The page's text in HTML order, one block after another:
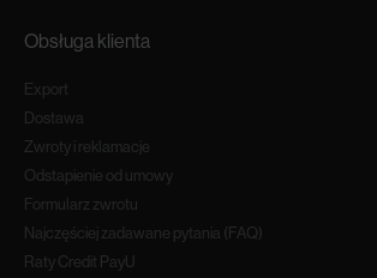
Obsługa klienta
Export
Dostawa
Zwroty i reklamacje
Odstapienie od umowy
Formularz zwrotu
Najczęściej zadawane pytania (FAQ)
Raty Credit PayU